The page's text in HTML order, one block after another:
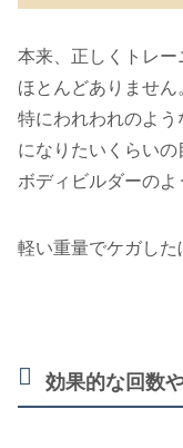
本来、正しくトレ
ほとんどありません
特にわれわれのよ
になりたいくらいの
ボディビルダーのよ
軽い重量でケガした
効果的な回数